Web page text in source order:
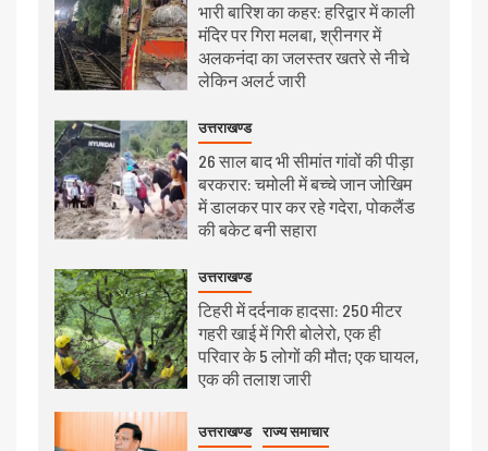
भारी बारिश का कहर: हरिद्वार में काली
मंदिर पर गिरा मलबा, श्रीनगर में
अलकनंदा का जलस्तर खतरे से नीचे
लेकिन अलर्ट जारी
उत्तराखण्ड
26 साल बाद भी सीमांत गांवों की पीड़ा
बरकरार: चमोली में बच्चे जान जोखिम
में डालकर पार कर रहे गदेरा, पोकलैंड
की बकेट बनी सहारा
उत्तराखण्ड
टिहरी में दर्दनाक हादसा: 250 मीटर
गहरी खाई में गिरी बोलेरो, एक ही
परिवार के 5 लोगों की मौत; एक घायल,
एक की तलाश जारी
उत्तराखण्ड राज्य समाचार